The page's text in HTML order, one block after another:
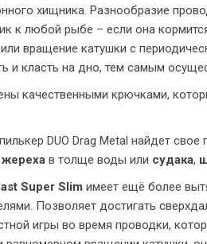
хищника. Разнообразие
к любой рыбе – если она
вращение катушки с
и класть на дно, тем самым
качественными крючками,
DUO Drag Metal найдет свое
жереха в толще воды или судака,
Super Slim имеет ещё более
Позволяет достигать
игры во время проводки,